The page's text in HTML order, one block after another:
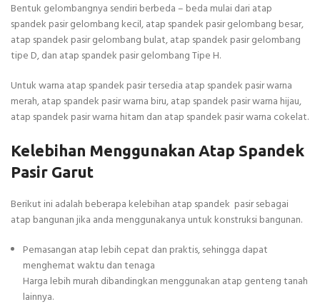
Bentuk gelombangnya sendiri berbeda – beda mulai dari atap
spandek pasir gelombang kecil, atap spandek pasir gelombang besar,
atap spandek pasir gelombang bulat, atap spandek pasir gelombang
tipe D, dan atap spandek pasir gelombang Tipe H.
Untuk warna atap spandek pasir tersedia atap spandek pasir warna
merah, atap spandek pasir warna biru, atap spandek pasir warna hijau,
atap spandek pasir warna hitam dan atap spandek pasir warna cokelat.
Kelebihan Menggunakan Atap Spandek
Pasir Garut
Berikut ini adalah beberapa kelebihan atap spandek pasir sebagai
atap bangunan jika anda menggunakanya untuk konstruksi bangunan.
Pemasangan atap lebih cepat dan praktis, sehingga dapat
menghemat waktu dan tenaga
Harga lebih murah dibandingkan menggunakan atap genteng tanah
lainnya.